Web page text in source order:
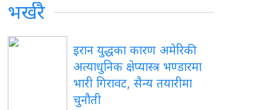
भर्खरै
इरान युद्धका कारण अमेरिकी
अत्याधुनिक क्षेप्यास्त्र भण्डारमा
भारी गिरावट, सैन्य तयारीमा
चुनौती